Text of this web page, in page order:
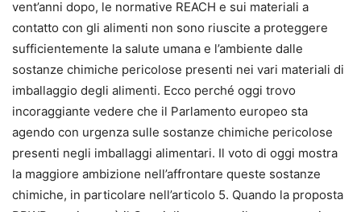
vent’anni dopo, le normative REACH e sui materiali a
contatto con gli alimenti non sono riuscite a proteggere
sufficientemente la salute umana e l’ambiente dalle
sostanze chimiche pericolose presenti nei vari materiali di
imballaggio degli alimenti. Ecco perché oggi trovo
incoraggiante vedere che il Parlamento europeo sta
agendo con urgenza sulle sostanze chimiche pericolose
presenti negli imballaggi alimentari. Il voto di oggi mostra
la maggiore ambizione nell’affrontare queste sostanze
chimiche, in particolare nell’articolo 5. Quando la proposta